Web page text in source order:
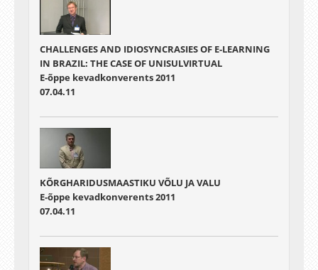
CHALLENGES AND IDIOSYNCRASIES OF E-LEARNING
IN BRAZIL: THE CASE OF UNISULVIRTUAL
E-õppe kevadkonverents 2011
07.04.11
KÕRGHARIDUSMAASTIKU VÕLU JA VALU
E-õppe kevadkonverents 2011
07.04.11